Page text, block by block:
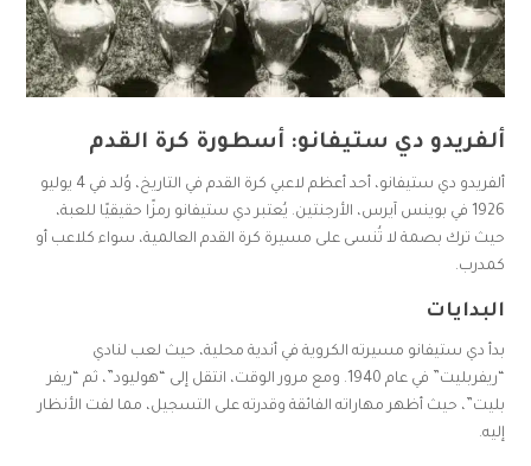
ألفريدو دي ستيفانو: أسطورة كرة القدم
ألفريدو دي ستيفانو، أحد أعظم لاعبي كرة القدم في التاريخ، وُلد في 4 يوليو
1926 في بوينس آيرس، الأرجنتين. يُعتبر دي ستيفانو رمزًا حقيقيًا للعبة،
حيث ترك بصمة لا تُنسى على مسيرة كرة القدم العالمية، سواء كلاعب أو
كمدرب.
البدايات
بدأ دي ستيفانو مسيرته الكروية في أندية محلية، حيث لعب لنادي
“ريفربليت” في عام 1940. ومع مرور الوقت، انتقل إلى “هوليود”، ثم “ريفر
بليت”، حيث أظهر مهاراته الفائقة وقدرته على التسجيل، مما لفت الأنظار
إليه.